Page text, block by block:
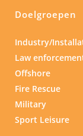
Doelgroepen
Industry/
Law
Offshore
Fire Rescue
Military
Sport Leisure